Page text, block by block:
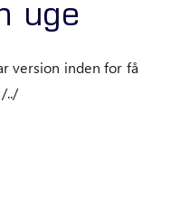
uge
version inden for få
../